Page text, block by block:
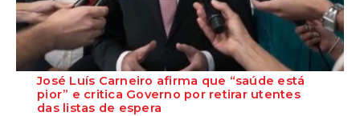
José Luís Carneiro afirma que “saúde está
pior” e critica Governo por retirar utentes
das listas de espera